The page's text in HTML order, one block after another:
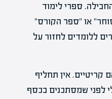
ספרי לימוד
או "ספר הקורס"
ללומדים לחזור על
קריטיים. אין תחליף
לפני שמסתכנים בכסף